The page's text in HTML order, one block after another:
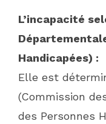
L’incapacité
Handicapées) :
Elle est
(Commission
des Personnes